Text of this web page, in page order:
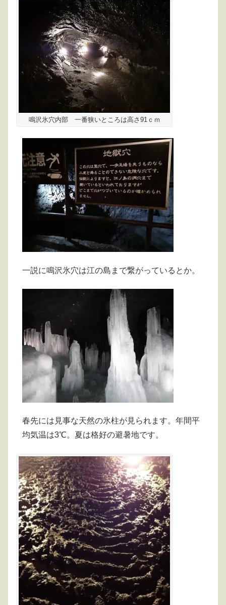
鳴沢氷穴内部 一番狭いところは高さ91ｃｍ
一説に鳴沢氷穴は江の島まで繋がっているとか。
春先には見事な天然の氷柱が見られます。年間平
均気温は3℃。夏は格好の避暑地です。